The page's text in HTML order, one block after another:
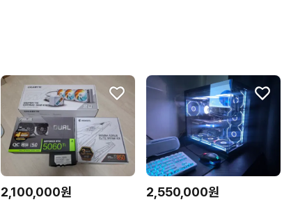
꼭 필요한 문의만 해요.
2,100,000원 2,550,000원